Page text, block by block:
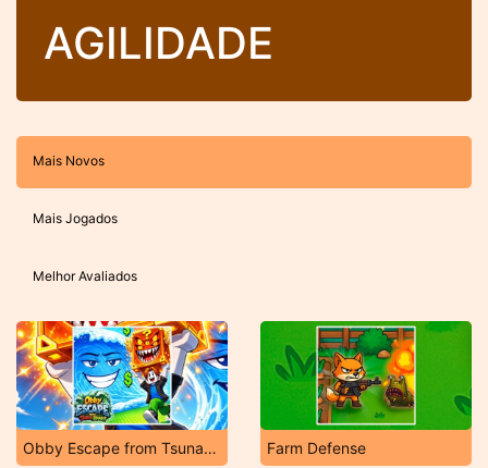
AGILIDADE
Mais Novos
Mais Jogados
Melhor Avaliados
Obby Escape from Tsunami Brainrot Farm Defense